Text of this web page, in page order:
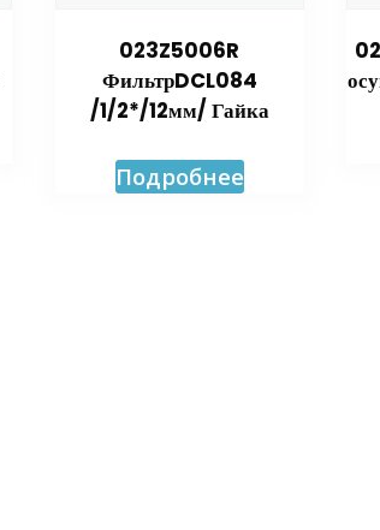
023Z5006R
ФильтрDCL084
/1/2*/12мм/ Гайка
Подробнее